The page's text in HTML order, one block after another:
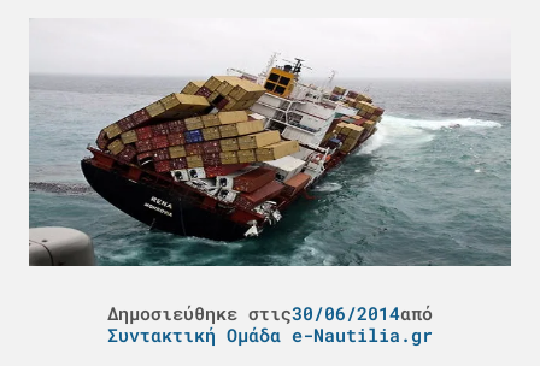
Δημοσιεύθηκε στις30/06/2014από
Συντακτική Ομάδα e-Nautilia.gr